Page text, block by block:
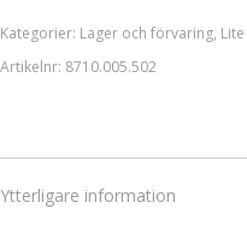
Kategorier: Lager och förvaring,
Artikelnr: 8710.005.502
Ytterligare information